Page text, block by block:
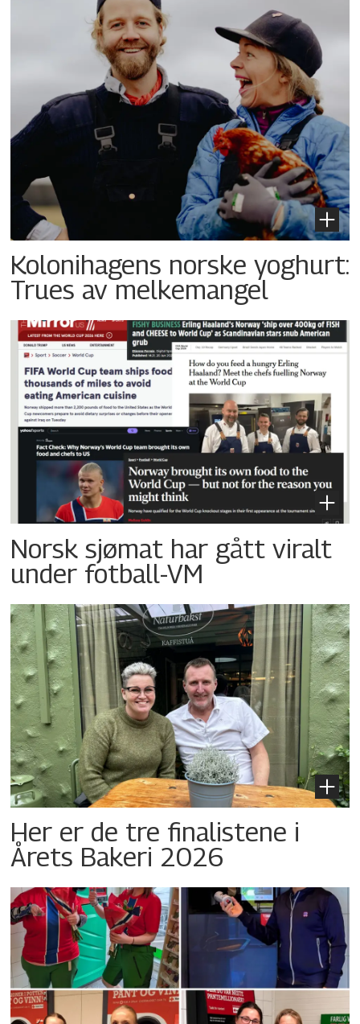
Kolonihagens norske yoghurt:
Trues av melkemangel
Norsk sjømat har gått viralt
under fotball-VM
Her er de tre finalistene i
Årets Bakeri 2026